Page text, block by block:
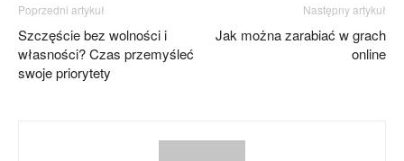
Poprzedni artykuł
Szczęście bez wolności i
własności? Czas przemyśleć
swoje priorytety
Następny artykuł
Jak można zarabiać w grach
online